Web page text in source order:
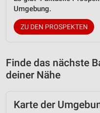
Umgebung.
ZU DEN PROSPEKTEN
Finde das nächste
deiner Nähe
Karte der